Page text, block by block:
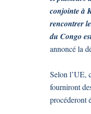
conjointe à
rencontrer
du Congo
annoncé la
Selon l’UE,
fourniront
procéderont